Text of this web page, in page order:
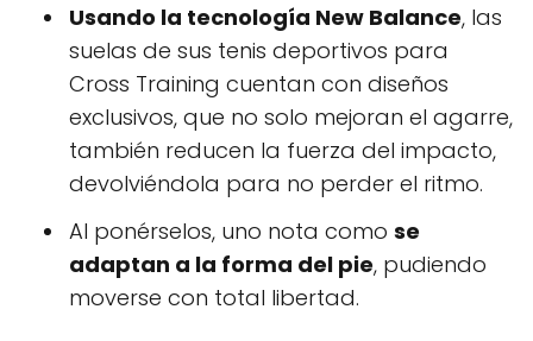
Usando la tecnología New Balance, las
suelas de sus tenis deportivos para
Cross Training cuentan con diseños
exclusivos, que no solo mejoran el agarre,
también reducen la fuerza del impacto,
devolviéndola para no perder el ritmo.
Al ponérselos, uno nota como se
adaptan a la forma del pie, pudiendo
moverse con total libertad.